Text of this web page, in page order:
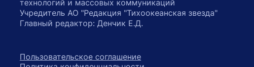
технологий и массовых коммуникаций
Учредитель АО "Редакция "Тихоокеанская звезда"
Главный редактор: Денчик Е.Д.
Пользовательское соглашение